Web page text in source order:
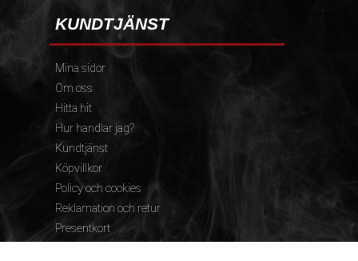
KUNDTJÄNST
Mina sidor
Om oss
Hitta hit
Hur handlar jag?
Kundtjänst
Köpvillkor
Policy och cookies
Reklamation och retur
Presentkort